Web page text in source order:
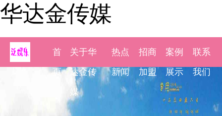
华达金传媒
首
页
关于华
达金传
媒
热点
新闻
招商
加盟
案例
展示
联系
我们